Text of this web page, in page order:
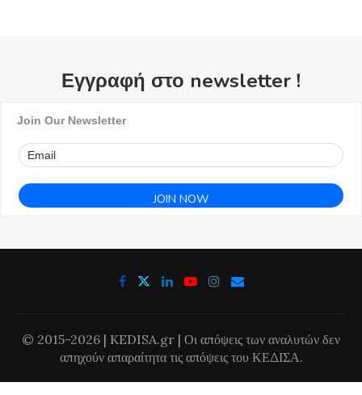
Εγγραφή στο newsletter !
Join Our Newsletter
© 2015-2026 | KEDISA.gr | Οι απόψεις των αναλυτών δεν
απηχούν απαραίτητα τις απόψεις του ΚΕΔΙΣΑ.